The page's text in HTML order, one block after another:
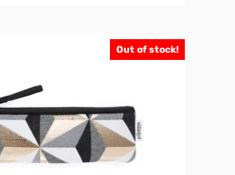
Out of stock!